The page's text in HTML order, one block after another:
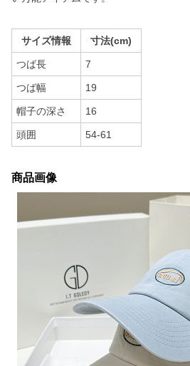
サイズ情報 寸法(cm)
つば長 7
つば幅 19
帽子の深さ 16
頭囲 54-61
商品画像